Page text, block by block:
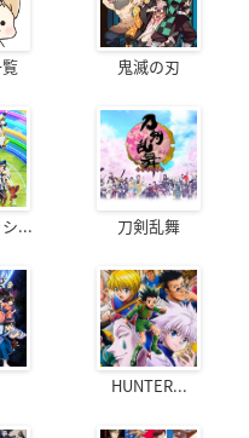
鬼滅の刃
... 刀剣乱舞
HUNTER...